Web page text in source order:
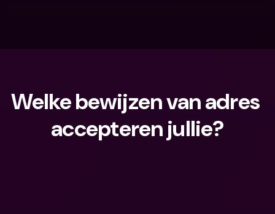
Welke bewijzen van adres
accepteren jullie?